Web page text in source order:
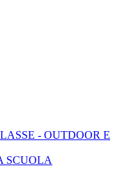
- OUTDOOR E
SCUOLA